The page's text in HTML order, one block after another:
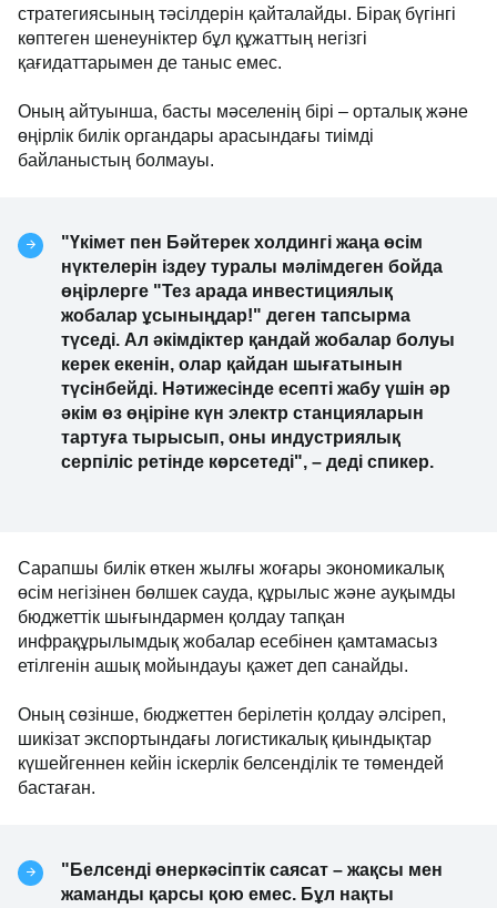
стратегиясының тәсілдерін қайталайды. Бірақ бүгінгі
көптеген шенеуніктер бұл құжаттың негізгі
қағидаттарымен де таныс емес.
Оның айтуынша, басты мәселенің бірі – орталық және
өңірлік билік органдары арасындағы тиімді
байланыстың болмауы.
"Үкімет пен Бәйтерек холдингі жаңа өсім
нүктелерін іздеу туралы мәлімдеген бойда
өңірлерге "Тез арада инвестициялық
жобалар ұсыныңдар!" деген тапсырма
түседі. Ал әкімдіктер қандай жобалар болуы
керек екенін, олар қайдан шығатынын
түсінбейді. Нәтижесінде есепті жабу үшін әр
әкім өз өңіріне күн электр станцияларын
тартуға тырысып, оны индустриялық
серпіліс ретінде көрсетеді", – деді спикер.
Сарапшы билік өткен жылғы жоғары экономикалық
өсім негізінен бөлшек сауда, құрылыс және ауқымды
бюджеттік шығындармен қолдау тапқан
инфрақұрылымдық жобалар есебінен қамтамасыз
етілгенін ашық мойындауы қажет деп санайды.
Оның сөзінше, бюджеттен берілетін қолдау әлсіреп,
шикізат экспортындағы логистикалық қиындықтар
күшейгеннен кейін іскерлік белсенділік те төмендей
бастаған.
"Белсенді өнеркәсіптік саясат – жақсы мен
жаманды қарсы қою емес. Бұл нақты